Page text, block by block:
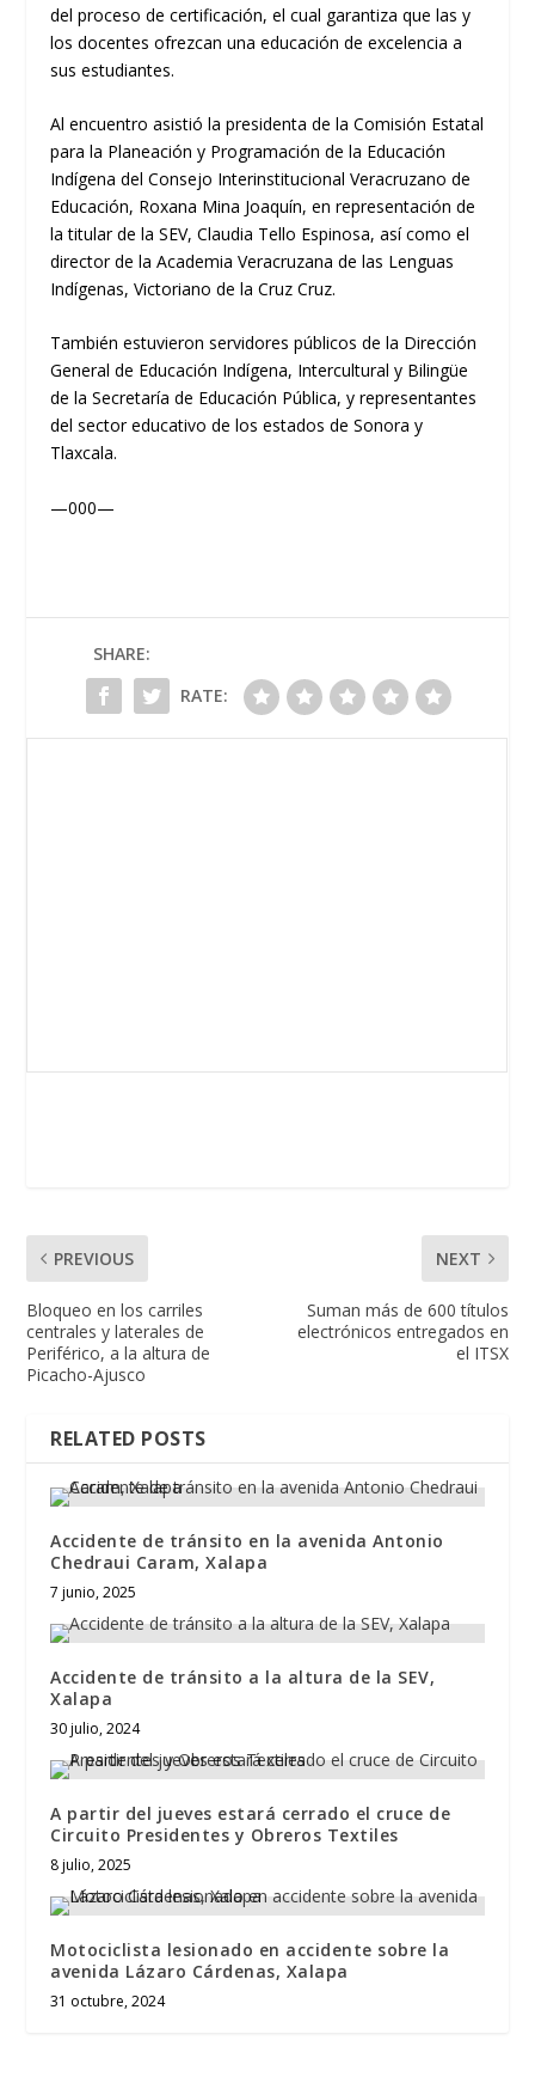
del proceso de certificación, el cual garantiza que las y
los docentes ofrezcan una educación de excelencia a
sus estudiantes.
Al encuentro asistió la presidenta de la Comisión Estatal
para la Planeación y Programación de la Educación
Indígena del Consejo Interinstitucional Veracruzano de
Educación, Roxana Mina Joaquín, en representación de
la titular de la SEV, Claudia Tello Espinosa, así como el
director de la Academia Veracruzana de las Lenguas
Indígenas, Victoriano de la Cruz Cruz.
También estuvieron servidores públicos de la Dirección
General de Educación Indígena, Intercultural y Bilingüe
de la Secretaría de Educación Pública, y representantes
del sector educativo de los estados de Sonora y
Tlaxcala.
—000—
SHARE:
RATE:
PREVIOUS
Bloqueo en los carriles
centrales y laterales de
Periférico, a la altura de
Picacho-Ajusco
NEXT
Suman más de 600 títulos
electrónicos entregados en
el ITSX
RELATED POSTS
Accidente de tránsito en la avenida Antonio
Chedraui Caram, Xalapa
7 junio, 2025
Accidente de tránsito a la altura de la SEV,
Xalapa
30 julio, 2024
A partir del jueves estará cerrado el cruce de
Circuito Presidentes y Obreros Textiles
8 julio, 2025
Motociclista lesionado en accidente sobre la
avenida Lázaro Cárdenas, Xalapa
31 octubre, 2024